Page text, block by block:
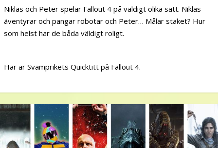
Niklas och Peter spelar Fallout 4 på väldigt olika sätt. Niklas
äventyrar och pangar robotar och Peter… Målar staket? Hur
som helst har de båda väldigt roligt.
Här är Svamprikets Quicktitt på Fallout 4.